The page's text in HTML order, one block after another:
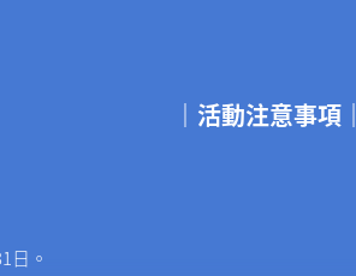
｜活動注意事項｜
日。